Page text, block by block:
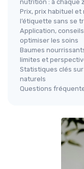
nutrition : à chaque
Prix, prix habituel
l’étiquette sans se
Application,
optimiser les soins
Baumes
limites et
Statistiques clés
naturels
Questions